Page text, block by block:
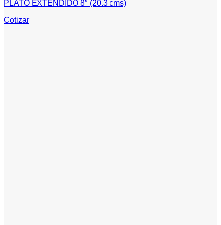
PLATO EXTENDIDO 8″ (20.3 cms)
Cotizar